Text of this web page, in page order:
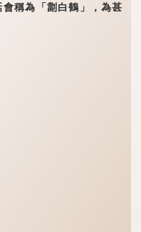
稱為「劏白鶴」，為甚